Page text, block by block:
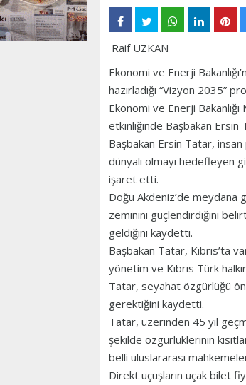
Raif UZKAN
Ekonomi ve Enerji
hazırladığı “Vizyon 2035”
Ekonomi ve Enerji Bakanlığı
etkinliğinde Başbakan Ersin
Başbakan Ersin Tatar,
dünyalı olmayı hedefleyen
işaret etti.
Doğu Akdeniz’de meydana
zeminini güçlendirdiğini
geldiğini kaydetti.
Başbakan Tatar, Kıbrıs’ta
yönetim ve Kıbrıs Türk
Tatar, seyahat özgürlüğü
gerektiğini kaydetti.
Tatar, üzerinden 45 yıl
şekilde özgürlüklerinin
belli uluslararası
Direkt uçuşların uçak bilet